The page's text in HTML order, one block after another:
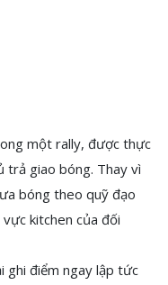
một rally, được thực
trả giao bóng. Thay vì
bóng theo quỹ đạo
kitchen của đối
ghi điểm ngay lập tức